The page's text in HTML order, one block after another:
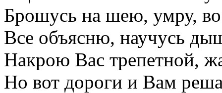
Брошусь на шею, умру,
Все объясню, научусь
Накрою Вас трепетной,
Но вот дороги и Вам